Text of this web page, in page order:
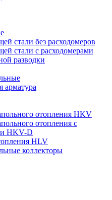
стали без расходомеров
стали с расходомерами
разводки
арматура
отопления HKV
отопления с
HKV-D
HLV
коллекторы